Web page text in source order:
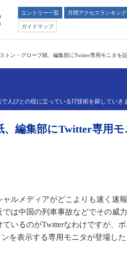
エントリー一覧 月間アクセスランキング
ガイドマップ
トン・グローブ紙、編集部にTwitter専用モニタを
人びとの役に立っているIT技術を探していき
編集部にTwitter専用
ルメディアがどこよりも速く速
は中国の列車事故などでその威
いるのがTwitterなわけですが、
を表示する専用モニタが登場した